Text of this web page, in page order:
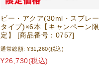
ビー・アクア(30ml・スプレー
タイプ)×6本【キャンペーン限
定】 [商品番号：0757]
通常総額: ¥31,260(税込)
¥26,730(税込)